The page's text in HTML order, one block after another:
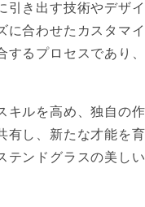
き出す技術やデザ
合わせたカスタマ
するプロセスであり
ルを高め、独自の
し、新たな才能を
ンドグラスの美し